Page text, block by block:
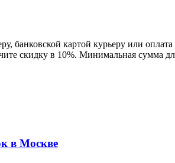
банковской картой курьеру или
скидку в 10%. Минимальная сумма
в Москве